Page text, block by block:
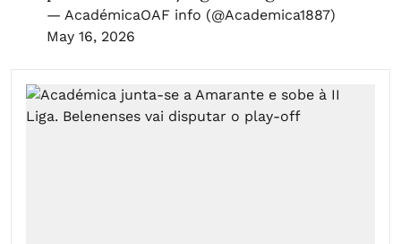
— AcadémicaOAF info (@Academica1887)
May 16, 2026